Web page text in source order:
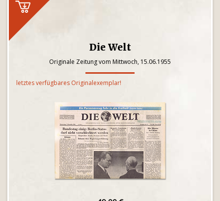
Die Welt
Originale Zeitung vom Mittwoch, 15.06.1955
letztes verfügbares Originalexemplar!